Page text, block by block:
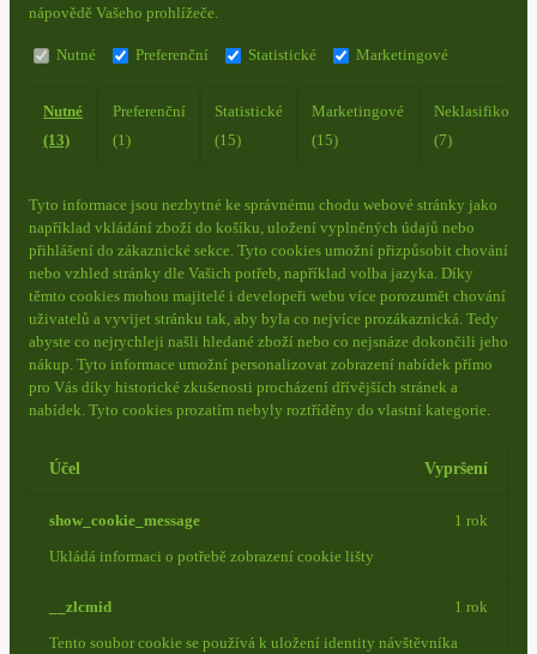
nápovědě Vašeho prohlížeče.
Nutné Preferenční Statistické Marketingové
Nutné
(13)
Preferenční
(1)
Statistické
(15)
Marketingové
(15)
(7)
Tyto informace jsou nezbytné ke správnému chodu webové stránky jako
například vkládání zboží do košíku, uložení vyplněných údajů nebo
přihlášení do zákaznické sekce. Tyto cookies umožní přizpůsobit chování
nebo vzhled stránky dle Vašich potřeb, například volba jazyka. Díky
těmto cookies mohou majitelé i developeři webu více porozumět chování
uživatelů a vyvijet stránku tak, aby byla co nejvíce prozákaznická. Tedy
abyste co nejrychleji našli hledané zboží nebo co nejsnáze dokončili jeho
nákup. Tyto informace umožní personalizovat zobrazení nabídek přímo
pro Vás díky historické zkušenosti procházení dřívějších stránek a
nabídek. Tyto cookies prozatím nebyly roztříděny do vlastní kategorie.
Účel Vypršení
show_cookie_message
Ukládá informaci o potřebě zobrazení cookie lišty
1 rok
__zlcmid
Tento soubor cookie se používá k uložení identity návštěvníka
1 rok